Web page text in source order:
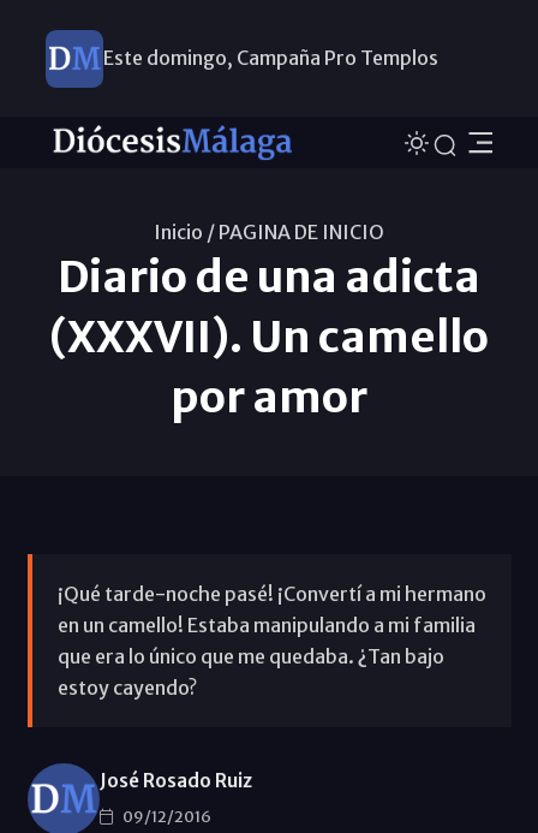
Este domingo, Campaña Pro Templos
Inicio / PAGINA DE INICIO
Diario de una adicta
(XXXVII). Un camello
por amor
¡Qué tarde-noche pasé! ¡Convertí a mi hermano
en un camello! Estaba manipulando a mi familia
que era lo único que me quedaba. ¿Tan bajo
estoy cayendo?
José Rosado Ruiz
09/12/2016